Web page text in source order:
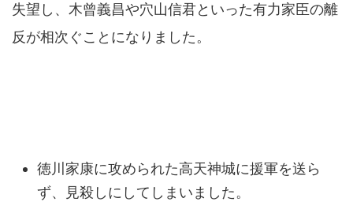
失望し、木曾義昌や穴山信君といった有力家臣の離
反が相次ぐことになりました。
徳川家康に攻められた高天神城に援軍を送ら
ず、見殺しにしてしまいました。